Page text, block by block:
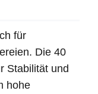
für
Die 40
Stabilität und
hohe